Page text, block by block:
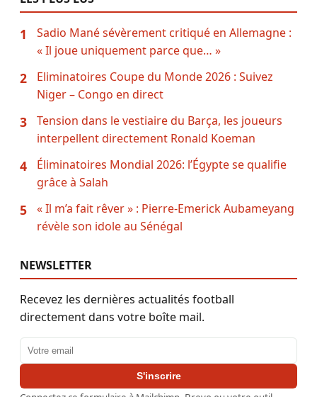
1
Sadio Mané sévèrement critiqué en Allemagne :
« Il joue uniquement parce que… »
2
Eliminatoires Coupe du Monde 2026 : Suivez
Niger – Congo en direct
3
Tension dans le vestiaire du Barça, les joueurs
interpellent directement Ronald Koeman
4
Éliminatoires Mondial 2026: l’Égypte se qualifie
grâce à Salah
5
« Il m’a fait rêver » : Pierre-Emerick Aubameyang
révèle son idole au Sénégal
NEWSLETTER
Recevez les dernières actualités football
directement dans votre boîte mail.
Adresse email
S'inscrire